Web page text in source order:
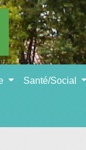
Santé/Social